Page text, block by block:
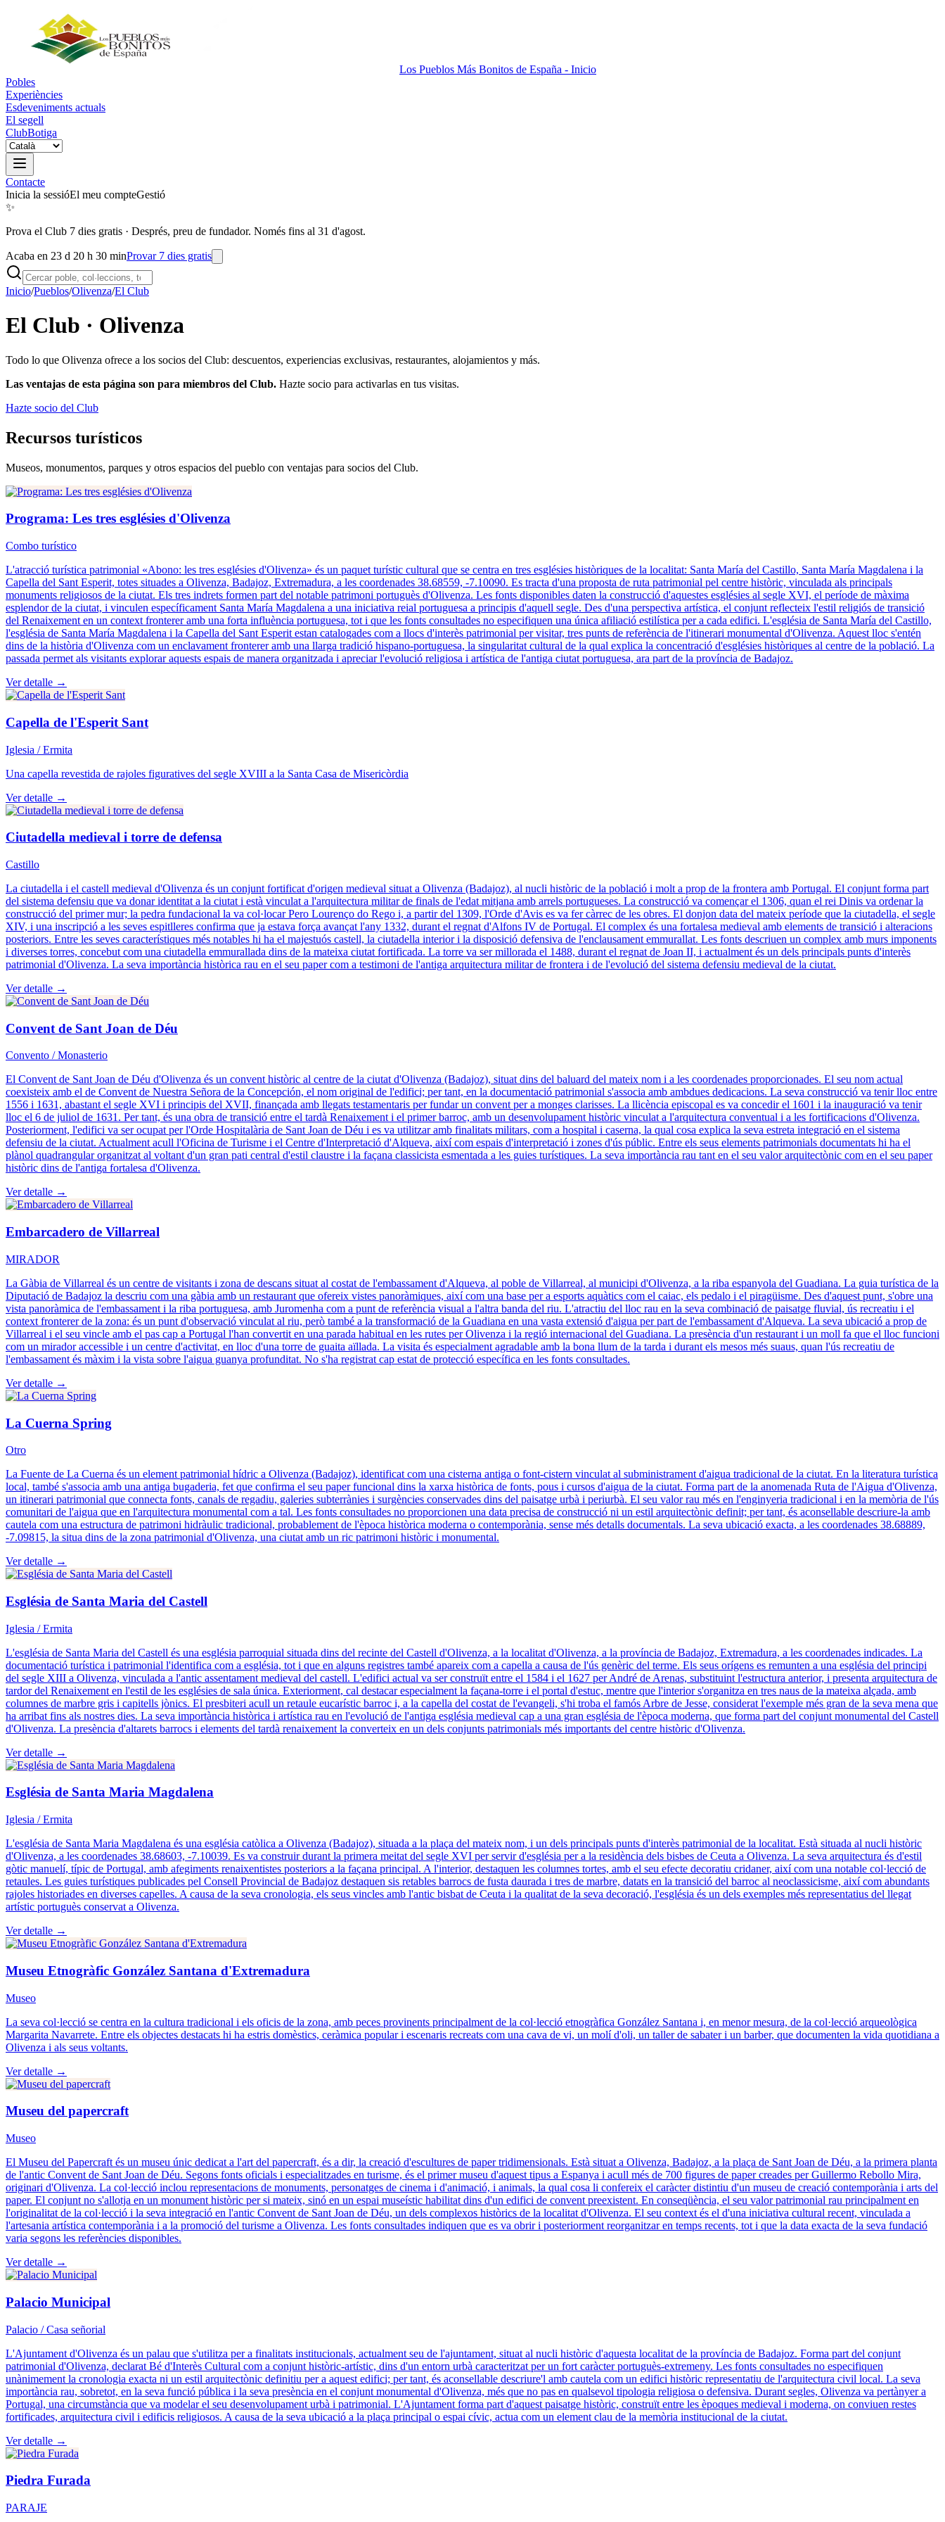
Los Pueblos Más Bonitos de España - Inicio
Pobles
Experiències
Esdeveniments actuals
El segell
ClubBotiga
Contacte
Inicia la sessióEl meu compteGestió
✨
Prova el Club 7 dies gratis · Després, preu de fundador. Només fins al 31 d'agost.
Acaba en 23 d 20 h 30 minProvar 7 dies gratis
Inicio/Pueblos/Olivenza/El Club
El Club · Olivenza
Todo lo que Olivenza ofrece a los socios del Club: descuentos, experiencias exclusivas, restaurantes, alojamientos y más.
Las ventajas de esta página son para miembros del Club. Hazte socio para activarlas en tus visitas.
Hazte socio del Club
Recursos turísticos
Museos, monumentos, parques y otros espacios del pueblo con ventajas para socios del Club.
Programa: Les tres esglésies d'Olivenza
Combo turístico
L'atracció turística patrimonial «Abono: les tres esglésies d'Olivenza» és un paquet turístic cultural que se centra en tres esglésies històriques de la localitat: Santa María del Castillo, Santa María Magdalena i la
Capella del Sant Esperit, totes situades a Olivenza, Badajoz, Extremadura, a les coordenades 38.68559, -7.10090. Es tracta d'una proposta de ruta patrimonial pel centre històric, vinculada als principals
monuments religiosos de la ciutat. Els tres indrets formen part del notable patrimoni portuguès d'Olivenza. Les fonts disponibles daten la construcció d'aquestes esglésies al segle XVI, el període de màxima
esplendor de la ciutat, i vinculen específicament Santa María Magdalena a una iniciativa reial portuguesa a principis d'aquell segle. Des d'una perspectiva artística, el conjunt reflecteix l'estil religiós de transició
del Renaixement en un context fronterer amb una forta influència portuguesa, tot i que les fonts consultades no especifiquen una única afiliació estilística per a cada edifici. L'església de Santa María del Castillo,
l'església de Santa María Magdalena i la Capella del Sant Esperit estan catalogades com a llocs d'interès patrimonial per visitar, tres punts de referència de l'itinerari monumental d'Olivenza. Aquest lloc s'entén
dins de la història d'Olivenza com un enclavament fronterer amb una llarga tradició hispano-portuguesa, la singularitat cultural de la qual explica la concentració d'esglésies històriques al centre de la població. La
passada permet als visitants explorar aquests espais de manera organitzada i apreciar l'evolució religiosa i artística de l'antiga ciutat portuguesa, ara part de la província de Badajoz.
Ver detalle →
Capella de l'Esperit Sant
Iglesia / Ermita
Una capella revestida de rajoles figuratives del segle XVIII a la Santa Casa de Misericòrdia
Ver detalle →
Ciutadella medieval i torre de defensa
Castillo
La ciutadella i el castell medieval d'Olivenza és un conjunt fortificat d'origen medieval situat a Olivenza (Badajoz), al nucli històric de la població i molt a prop de la frontera amb Portugal. El conjunt forma part
del sistema defensiu que va donar identitat a la ciutat i està vinculat a l'arquitectura militar de finals de l'edat mitjana amb arrels portugueses. La construcció va començar el 1306, quan el rei Dinis va ordenar la
construcció del primer mur; la pedra fundacional la va col·locar Pero Lourenço do Rego i, a partir del 1309, l'Orde d'Avis es va fer càrrec de les obres. El donjon data del mateix període que la ciutadella, el segle
XIV, i una inscripció a les seves espitlleres confirma que ja estava força avançat l'any 1332, durant el regnat d'Alfons IV de Portugal. El complex és una fortalesa medieval amb elements de transició i alteracions
posteriors. Entre les seves característiques més notables hi ha el majestuós castell, la ciutadella interior i la disposició defensiva de l'enclausament emmurallat. Les fonts descriuen un complex amb murs imponents
i diverses torres, concebut com una ciutadella emmurallada dins de la mateixa ciutat fortificada. La torre va ser millorada el 1488, durant el regnat de Joan II, i actualment és un dels principals punts d'interès
patrimonial d'Olivenza. La seva importància històrica rau en el seu paper com a testimoni de l'antiga arquitectura militar de frontera i de l'evolució del sistema defensiu medieval de la ciutat.
Ver detalle →
Convent de Sant Joan de Déu
Convento / Monasterio
El Convent de Sant Joan de Déu d'Olivenza és un convent històric al centre de la ciutat d'Olivenza (Badajoz), situat dins del baluard del mateix nom i a les coordenades proporcionades. El seu nom actual
coexisteix amb el de Convent de Nuestra Señora de la Concepción, el nom original de l'edifici; per tant, en la documentació patrimonial s'associa amb ambdues dedicacions. La seva construcció va tenir lloc entre
1556 i 1631, abastant el segle XVI i principis del XVII, finançada amb llegats testamentaris per fundar un convent per a monges clarisses. La llicència episcopal es va concedir el 1601 i la inauguració va tenir
lloc el 6 de juliol de 1631. Per tant, és una obra de transició entre el tardà Renaixement i el primer barroc, amb un desenvolupament històric vinculat a l'arquitectura conventual i a les fortificacions d'Olivenza.
Posteriorment, l'edifici va ser ocupat per l'Orde Hospitalària de Sant Joan de Déu i es va utilitzar amb finalitats militars, com a hospital i caserna, la qual cosa explica la seva estreta integració en el sistema
defensiu de la ciutat. Actualment acull l'Oficina de Turisme i el Centre d'Interpretació d'Alqueva, així com espais d'interpretació i zones d'ús públic. Entre els seus elements patrimonials documentats hi ha el
plànol quadrangular organitzat al voltant d'un gran pati central d'estil claustre i la façana classicista esmentada a les guies turístiques. La seva importància rau tant en el seu valor arquitectònic com en el seu paper
històric dins de l'antiga fortalesa d'Olivenza.
Ver detalle →
Embarcadero de Villarreal
MIRADOR
La Gàbia de Villarreal és un centre de visitants i zona de descans situat al costat de l'embassament d'Alqueva, al poble de Villarreal, al municipi d'Olivenza, a la riba espanyola del Guadiana. La guia turística de la
Diputació de Badajoz la descriu com una gàbia amb un restaurant que ofereix vistes panoràmiques, així com una base per a esports aquàtics com el caiac, els pedalo i el piragüisme. Des d'aquest punt, s'obre una
vista panoràmica de l'embassament i la riba portuguesa, amb Juromenha com a punt de referència visual a l'altra banda del riu. L'atractiu del lloc rau en la seva combinació de paisatge fluvial, ús recreatiu i el
context fronterer de la zona: és un punt d'observació vinculat al riu, però també a la transformació de la Guadiana en una vasta extensió d'aigua per part de l'embassament d'Alqueva. La seva ubicació a prop de
Villarreal i el seu vincle amb el pas cap a Portugal l'han convertit en una parada habitual en les rutes per Olivenza i la regió internacional del Guadiana. La presència d'un restaurant i un moll fa que el lloc funcioni
com un mirador accessible i un centre d'activitat, en lloc d'una torre de guaita aïllada. La visita és especialment agradable amb la bona llum de la tarda i durant els mesos més suaus, quan l'ús recreatiu de
l'embassament és màxim i la vista sobre l'aigua guanya profunditat. No s'ha registrat cap estat de protecció específica en les fonts consultades.
Ver detalle →
La Cuerna Spring
Otro
La Fuente de La Cuerna és un element patrimonial hídric a Olivenza (Badajoz), identificat com una cisterna antiga o font-cistern vinculat al subministrament d'aigua tradicional de la ciutat. En la literatura turística
local, també s'associa amb una antiga bugaderia, fet que confirma el seu paper funcional dins la xarxa històrica de fonts, pous i cursos d'aigua de la ciutat. Forma part de la anomenada Ruta de l'Aigua d'Olivenza,
un itinerari patrimonial que connecta fonts, canals de regadiu, galeries subterrànies i surgències conservades dins del paisatge urbà i periurbà. El seu valor rau més en l'enginyeria tradicional i en la memòria de l'ús
comunitari de l'aigua que en l'arquitectura monumental com a tal. Les fonts consultades no proporcionen una data precisa de construcció ni un estil arquitectònic definit; per tant, és aconsellable descriure-la amb
cautela com una estructura de patrimoni hidràulic tradicional, probablement de l'època històrica moderna o contemporània, sense més detalls documentals. La seva ubicació exacta, a les coordenades 38.68889,
-7.09815, la situa dins de la zona patrimonial d'Olivenza, una ciutat amb un ric patrimoni històric i monumental.
Ver detalle →
Església de Santa Maria del Castell
Iglesia / Ermita
L'església de Santa Maria del Castell és una església parroquial situada dins del recinte del Castell d'Olivenza, a la localitat d'Olivenza, a la província de Badajoz, Extremadura, a les coordenades indicades. La
documentació turística i patrimonial l'identifica com a església, tot i que en alguns registres també apareix com a capella a causa de l'ús genèric del terme. Els seus orígens es remunten a una església del principi
del segle XIII a Olivenza, vinculada a l'antic assentament medieval del castell. L'edifici actual va ser construït entre el 1584 i el 1627 per André de Arenas, substituint l'estructura anterior, i presenta arquitectura de
tardor del Renaixement en l'estil de les esglésies de sala única. Exteriorment, cal destacar especialment la façana-torre i el portal d'estuc, mentre que l'interior s'organitza en tres naus de la mateixa alçada, amb
columnes de marbre gris i capitells jònics. El presbiteri acull un retaule eucarístic barroc i, a la capella del costat de l'evangeli, s'hi troba el famós Arbre de Jesse, considerat l'exemple més gran de la seva mena que
ha arribat fins als nostres dies. La seva importància històrica i artística rau en l'evolució de l'antiga església medieval cap a una gran església de l'època moderna, que forma part del conjunt monumental del Castell
d'Olivenza. La presència d'altarets barrocs i elements del tardà renaixement la converteix en un dels conjunts patrimonials més importants del centre històric d'Olivenza.
Ver detalle →
Església de Santa Maria Magdalena
Iglesia / Ermita
L'església de Santa Maria Magdalena és una església catòlica a Olivenza (Badajoz), situada a la plaça del mateix nom, i un dels principals punts d'interès patrimonial de la localitat. Està situada al nucli històric
d'Olivenza, a les coordenades 38.68603, -7.10039. Es va construir durant la primera meitat del segle XVI per servir d'església per a la residència dels bisbes de Ceuta a Olivenza. La seva arquitectura és d'estil
gòtic manuelí, típic de Portugal, amb afegiments renaixentistes posteriors a la façana principal. A l'interior, destaquen les columnes tortes, amb el seu efecte decoratiu cridaner, així com una notable col·lecció de
retaules. Les guies turístiques publicades pel Consell Provincial de Badajoz destaquen sis retables barrocs de fusta daurada i tres de marbre, datats en la transició del barroc al neoclassicisme, així com abundants
rajoles historiades en diverses capelles. A causa de la seva cronologia, els seus vincles amb l'antic bisbat de Ceuta i la qualitat de la seva decoració, l'església és un dels exemples més representatius del llegat
artístic portuguès conservat a Olivenza.
Ver detalle →
Museu Etnogràfic González Santana d'Extremadura
Museo
La seva col·lecció se centra en la cultura tradicional i els oficis de la zona, amb peces provinents principalment de la col·lecció etnogràfica González Santana i, en menor mesura, de la col·lecció arqueològica
Margarita Navarrete. Entre els objectes destacats hi ha estris domèstics, ceràmica popular i escenaris recreats com una cava de vi, un molí d'oli, un taller de sabater i un barber, que documenten la vida quotidiana a
Olivenza i als seus voltants.
Ver detalle →
Museu del papercraft
Museo
El Museu del Papercraft és un museu únic dedicat a l'art del papercraft, és a dir, la creació d'escultures de paper tridimensionals. Està situat a Olivenza, Badajoz, a la plaça de Sant Joan de Déu, a la primera planta
de l'antic Convent de Sant Joan de Déu. Segons fonts oficials i especialitzades en turisme, és el primer museu d'aquest tipus a Espanya i acull més de 700 figures de paper creades per Guillermo Rebollo Mira,
originari d'Olivenza. La col·lecció inclou representacions de monuments, personatges de cinema i d'animació, i animals, la qual cosa li confereix el caràcter distintiu d'un museu de creació contemporània i arts del
paper. El conjunt no s'allotja en un monument històric per si mateix, sinó en un espai museístic habilitat dins d'un edifici de convent preexistent. En conseqüència, el seu valor patrimonial rau principalment en
l'originalitat de la col·lecció i la seva integració en l'antic Convent de Sant Joan de Déu, un dels complexos històrics de la localitat d'Olivenza. El seu context és el d'una iniciativa cultural recent, vinculada a
l'artesania artística contemporània i a la promoció del turisme a Olivenza. Les fonts consultades indiquen que es va obrir i posteriorment reorganitzar en temps recents, tot i que la data exacta de la seva fundació
varia segons les referències disponibles.
Ver detalle →
Palacio Municipal
Palacio / Casa señorial
L'Ajuntament d'Olivenza és un palau que s'utilitza per a finalitats institucionals, actualment seu de l'ajuntament, situat al nucli històric d'aquesta localitat de la província de Badajoz. Forma part del conjunt
patrimonial d'Olivenza, declarat Bé d'Interès Cultural com a conjunt històric-artístic, dins d'un entorn urbà caracteritzat per un fort caràcter portuguès-extremeny. Les fonts consultades no especifiquen
unànimement la cronologia exacta ni un estil arquitectònic definitiu per a aquest edifici; per tant, és aconsellable descriure'l amb cautela com un edifici històric representatiu de l'arquitectura civil local. La seva
importància rau, sobretot, en la seva funció pública i la seva presència en el conjunt monumental d'Olivenza, més que no pas en qualsevol tipologia religiosa o defensiva. Durant segles, Olivenza va pertànyer a
Portugal, una circumstància que va modelar el seu desenvolupament urbà i patrimonial. L'Ajuntament forma part d'aquest paisatge històric, construït entre les èpoques medieval i moderna, on conviuen restes
fortificades, arquitectura civil i edificis religiosos. A causa de la seva ubicació a la plaça principal o espai cívic, actua com un element clau de la memòria institucional de la ciutat.
Ver detalle →
Piedra Furada
PARAJE